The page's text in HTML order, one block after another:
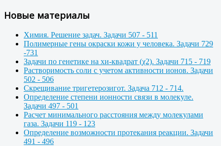
Новые материалы
Химия. Решение задач. Задачи 507 - 511
Полимерные гены окраски кожи у человека. Задачи 729
-731
Задачи по генетике на хи-квадрат (χ2). Задачи 715 - 719
Растворимость соли с учетом активности ионов. Задачи
502 - 506
Скрещивание тригетерозигот. Задача 712 - 714.
Определение степени ионности связи в молекуле.
Задачи 497 - 501
Расчет минимального расстояния между молекулами
газа. Задачи 119 - 123
Определение возможности протекания реакции. Задачи
491 - 496